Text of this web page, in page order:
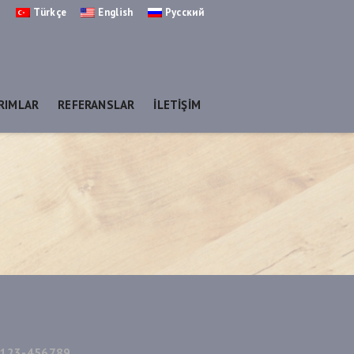
Türkçe English Русский
REFERANSLAR İLETİŞİM